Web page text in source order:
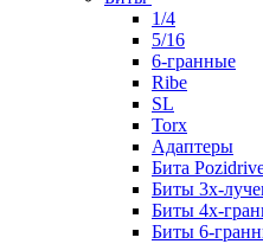
1/4
5/16
6-гранные
Ribe
SL
Torx
Адаптеры
Бита
Биты 3х-
Биты 4х-
Биты 6-